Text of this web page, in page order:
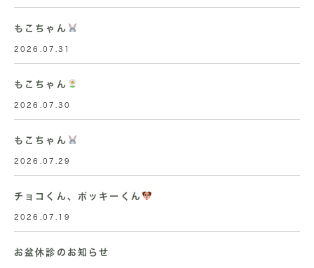
もこちゃん
2026.07.31
もこちゃん
2026.07.30
もこちゃん
2026.07.29
チョコくん、ポッキーくん
2026.07.19
お盆休診のお知らせ